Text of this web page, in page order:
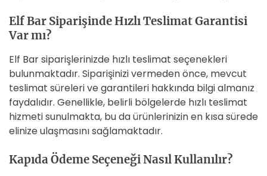
Elf Bar Siparişinde Hızlı Teslimat Garantisi
Var mı?
Elf Bar siparişlerinizde hızlı teslimat seçenekleri
bulunmaktadır. Siparişinizi vermeden önce, mevcut
teslimat süreleri ve garantileri hakkında bilgi almanız
faydalıdır. Genellikle, belirli bölgelerde hızlı teslimat
hizmeti sunulmakta, bu da ürünlerinizin en kısa sürede
elinize ulaşmasını sağlamaktadır.
Kapıda Ödeme Seçeneği Nasıl Kullanılır?